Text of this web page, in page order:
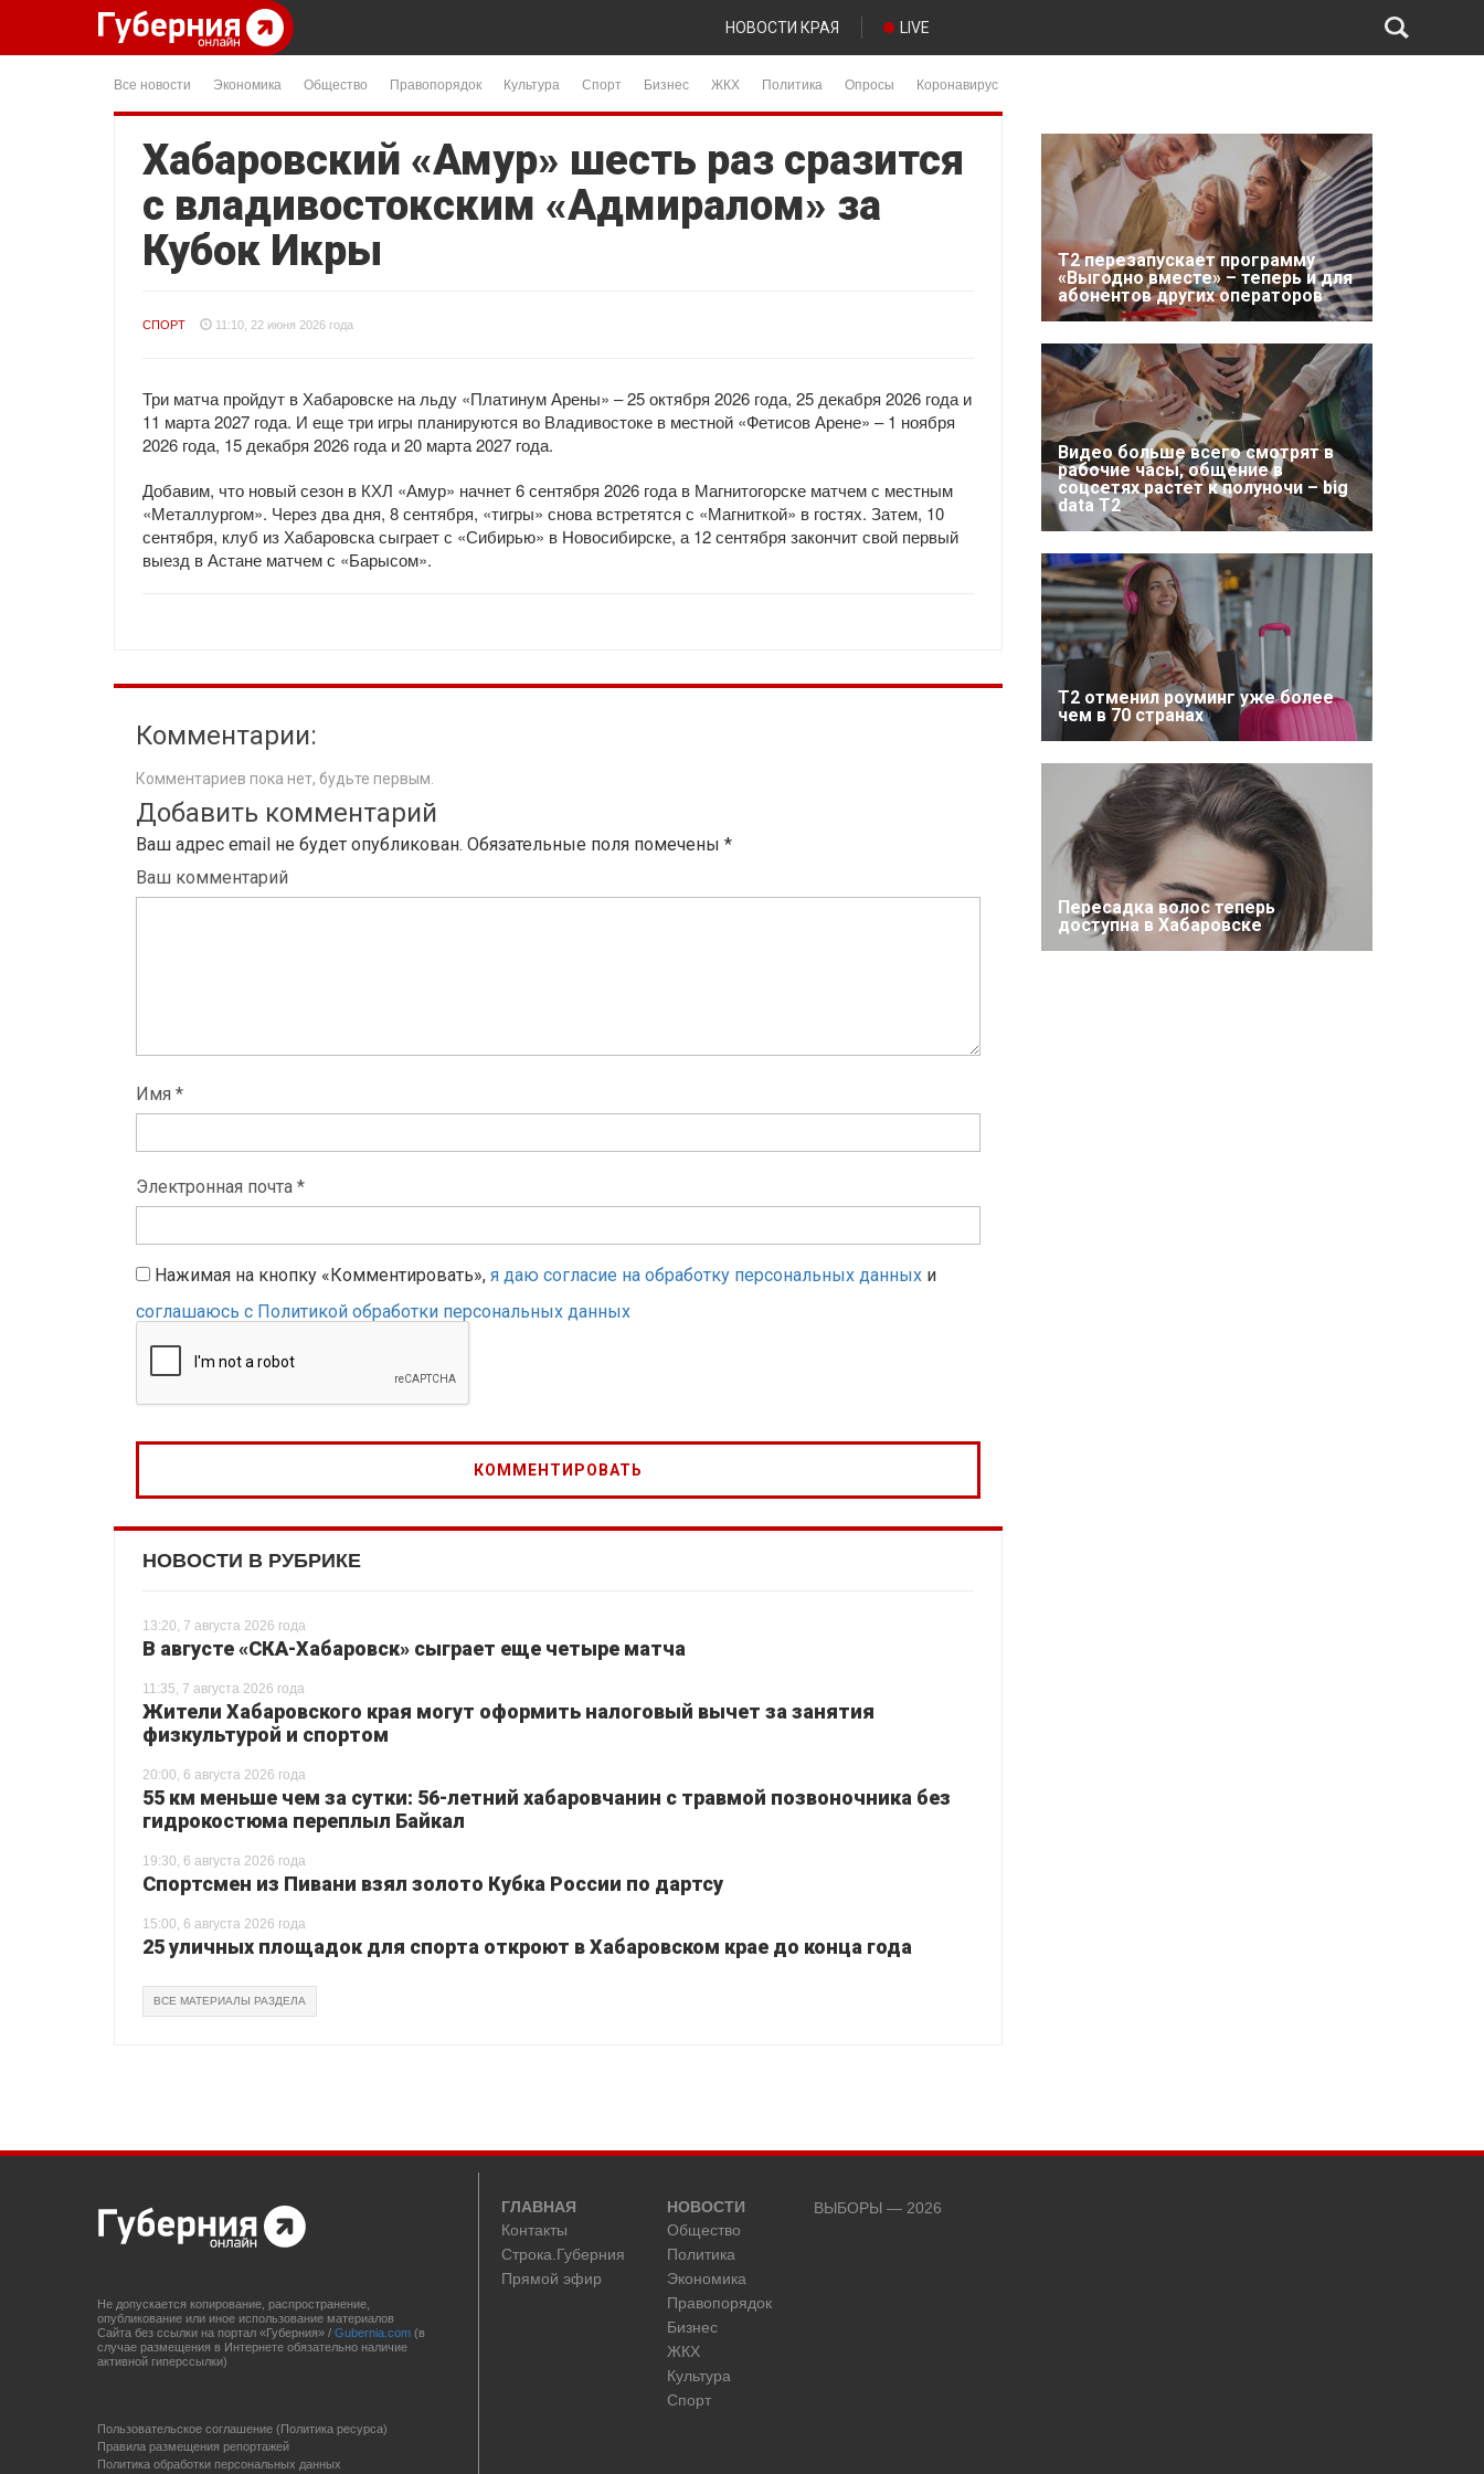
НОВОСТИ КРАЯ LIVE
Все новости Экономика Общество Правопорядок Культура Спорт Бизнес ЖКХ Политика Опросы Коронавирус
Хабаровский «Амур» шесть раз сразится
с владивостокским «Адмиралом» за
Кубок Икры
СПОРТ 11:10, 22 июня 2026 года
Три матча пройдут в Хабаровске на льду «Платинум Арены» – 25 октября 2026 года, 25 декабря 2026 года и
11 марта 2027 года. И еще три игры планируются во Владивостоке в местной «Фетисов Арене» – 1 ноября
2026 года, 15 декабря 2026 года и 20 марта 2027 года.
Добавим, что новый сезон в КХЛ «Амур» начнет 6 сентября 2026 года в Магнитогорске матчем с местным
«Металлургом». Через два дня, 8 сентября, «тигры» снова встретятся с «Магниткой» в гостях. Затем, 10
сентября, клуб из Хабаровска сыграет с «Сибирью» в Новосибирске, а 12 сентября закончит свой первый
выезд в Астане матчем с «Барысом».
Комментарии:
Комментариев пока нет, будьте первым.
Добавить комментарий
Ваш адрес email не будет опубликован. Обязательные поля помечены *
Ваш комментарий
Имя *
Электронная почта *
Нажимая на кнопку «Комментировать», я даю согласие на обработку персональных данных и
соглашаюсь с Политикой обработки персональных данных
НОВОСТИ В РУБРИКЕ
13:20, 7 августа 2026 года
В августе «СКА-Хабаровск» сыграет еще четыре матча
11:35, 7 августа 2026 года
Жители Хабаровского края могут оформить налоговый вычет за занятия
физкультурой и спортом
20:00, 6 августа 2026 года
55 км меньше чем за сутки: 56-летний хабаровчанин с травмой позвоночника без
гидрокостюма переплыл Байкал
19:30, 6 августа 2026 года
Спортсмен из Пивани взял золото Кубка России по дартсу
15:00, 6 августа 2026 года
25 уличных площадок для спорта откроют в Хабаровском крае до конца года
ВСЕ МАТЕРИАЛЫ РАЗДЕЛА
Т2 перезапускает программу
«Выгодно вместе» – теперь и для
абонентов других операторов
Видео больше всего смотрят в
рабочие часы, общение в
соцсетях растет к полуночи – big
data T2
Т2 отменил роуминг уже более
чем в 70 странах
Пересадка волос теперь
доступна в Хабаровске
Не допускается копирование, распространение,
опубликование или иное использование материалов
Сайта без ссылки на портал «Губерния» / Gubernia.com (в
случае размещения в Интернете обязательно наличие
активной гиперссылки)
Пользовательское соглашение (Политика ресурса)
Правила размещения репортажей
Политика обработки персональных данных
ГЛАВНАЯ
Контакты
Строка.Губерния
Прямой эфир
НОВОСТИ
Общество
Политика
Экономика
Правопорядок
Бизнес
ЖКХ
Культура
Спорт
ВЫБОРЫ — 2026